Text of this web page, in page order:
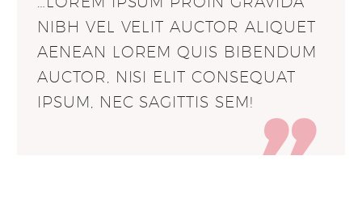
NIBH VEL VELIT AUCTOR ALIQUET
AENEAN LOREM QUIS BIBENDUM
AUCTOR, NISI ELIT CONSEQUAT
IPSUM, NEC SAGITTIS SEM!
